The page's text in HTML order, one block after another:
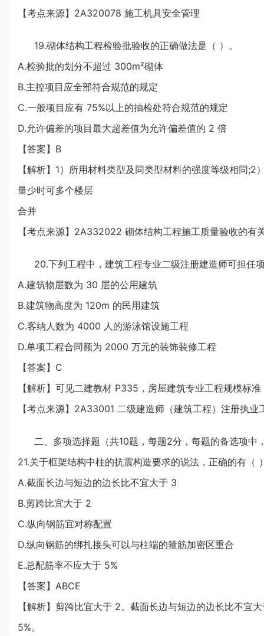
【考点来源】2A320078 施工机具安全管理
19.砌体结构工程检验批验收的正确做法是（ ）。
A.检验批的划分不超过 300m²砌体
B.主控项目应全部符合规范的规定
C.一般项目应有 75%以上的抽检处符合规范的规定
D.允许偏差的项目最大超差值为允许偏差值的 2 倍
【答案】B
【解析】1）所用材料类型及同类型材料的强度等级相同
量少时可多个楼层
合并
【考点来源】2A332022 砌体结构工程施工质量验收的有
20.下列工程中，建筑工程专业二级注册建造师可担任
A.建筑物层数为 30 层的公用建筑
B.建筑物高度为 120m 的民用建筑
C.客纳人数为 4000 人的游泳馆设施工程
D.单项工程合同额为 2000 万元的装饰装修工程
【答案】C
【解析】可见二建教材 P335，房屋建筑专业工程规模标
【考点来源】2A33001 二级建造师（建筑工程）注册执业
二、多项选择题（共10题，每题2分，每题的备选项
21.关于框架结构中柱的抗震构造要求的说法，正确的有（
A.截面长边与短边的边长比不宜大于 3
B.剪跨比宜大于 2
C.纵向钢筋宜对称配置
D.纵向钢筋的绑扎接头可以与柱端的箍筋加密区重合
E.总配筋率不应大于 5%
【答案】ABCE
【解析】剪跨比宜大于 2。截面长边与短边的边长比不宜
5%。